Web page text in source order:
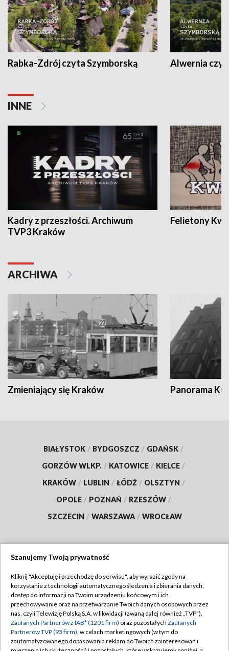
Rabka-Zdrój czyta Szymborską Alwernia
INNE
Kadry z przeszłości. Archiwum
TVP3 Kraków
Felietony
ARCHIWA
Zmieniający się Kraków Panorama
BIAŁYSTOK / BYDGOSZCZ / GDAŃSK /
GORZÓW WLKP. / KATOWICE / KIELCE /
KRAKÓW / LUBLIN / ŁÓDŹ / OLSZTYN /
OPOLE / POZNAŃ / RZESZÓW /
SZCZECIN / WARSZAWA / WROCŁAW
TVP
Abonament TVP
Emisja w TVP
Centrum informacji TVP
Regulamin TVP
Polityka prywatności
Moje zgody
Szanujemy Twoją prywatność
Kliknij "Akceptuję i przechodzę do serwisu", aby wyrazić zgody na
korzystanie z technologii automatycznego śledzenia i zbierania danych,
dostęp do informacji na Twoim urządzeniu końcowym i ich
przechowywanie oraz na przetwarzanie Twoich danych osobowych przez
nas, czyli Telewizję Polską S.A. w likwidacji (zwaną dalej również „TVP”),
Zaufanych Partnerów z IAB* (1201 firm) oraz pozostałych Zaufanych
Partnerów TVP (93 firm), w celach marketingowych (w tym do
zautomatyzowanego dopasowania reklam do Twoich zainteresowań i